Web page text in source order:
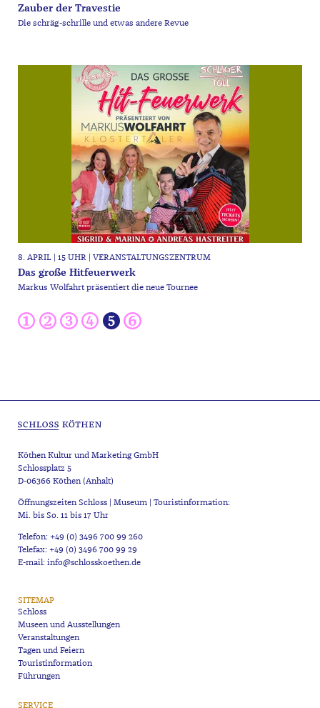
Zauber der Travestie
Die schräg-schrille und etwas andere Revue
8. APRIL | 15 UHR | VERANSTALTUNGSZENTRUM
Das große Hitfeuerwerk
Markus Wolfahrt präsentiert die neue Tournee
Köthen Kultur und Marketing GmbH
Schlossplatz 5
D-06366 Köthen (Anhalt)
Öffnungszeiten Schloss | Museum | Touristinformation:
Mi. bis So. 11 bis 17 Uhr
Telefon: +49 (0) 3496 700 99 260
Telefax: +49 (0) 3496 700 99 29
E-mail: info@schlosskoethen.de
SITEMAP
Schloss
Museen und Ausstellungen
Veranstaltungen
Tagen und Feiern
Touristinformation
Führungen
SERVICE